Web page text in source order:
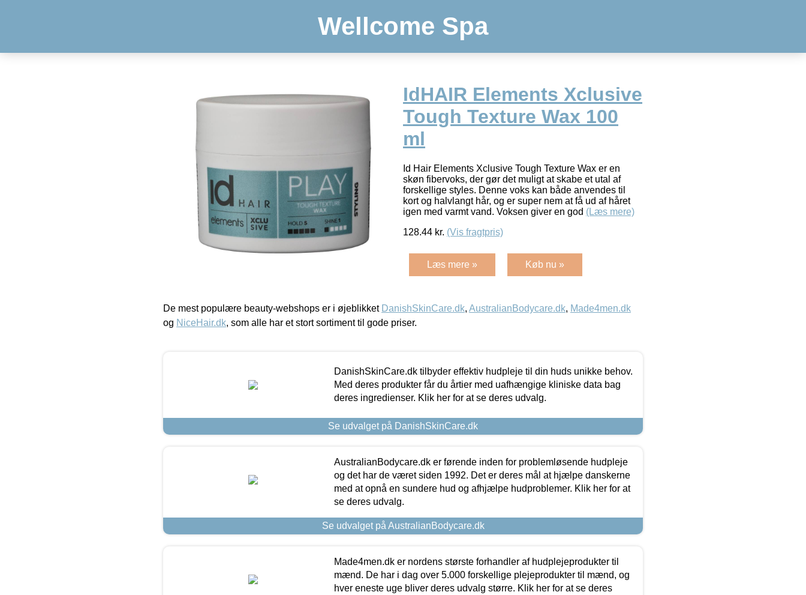
Wellcome Spa
IdHAIR Elements Xclusive
Tough Texture Wax 100
ml
Id Hair Elements Xclusive Tough Texture Wax er en
skøn fibervoks, der gør det muligt at skabe et utal af
forskellige styles. Denne voks kan både anvendes til
kort og halvlangt hår, og er super nem at få ud af håret
igen med varmt vand. Voksen giver en god (Læs mere)
128.44 kr. (Vis fragtpris)
Læs mere » Køb nu »
De mest populære beauty-webshops er i øjeblikket DanishSkinCare.dk, AustralianBodycare.dk, Made4men.dk
og NiceHair.dk, som alle har et stort sortiment til gode priser.
DanishSkinCare.dk tilbyder effektiv hudpleje til din huds unikke behov.
Med deres produkter får du årtier med uafhængige kliniske data bag
deres ingredienser. Klik her for at se deres udvalg.
Se udvalget på DanishSkinCare.dk
AustralianBodycare.dk er førende inden for problemløsende hudpleje
og det har de været siden 1992. Det er deres mål at hjælpe danskerne
med at opnå en sundere hud og afhjælpe hudproblemer. Klik her for at
se deres udvalg.
Se udvalget på AustralianBodycare.dk
Made4men.dk er nordens største forhandler af hudplejeprodukter til
mænd. De har i dag over 5.000 forskellige plejeprodukter til mænd, og
hver eneste uge bliver deres udvalg større. Klik her for at se deres